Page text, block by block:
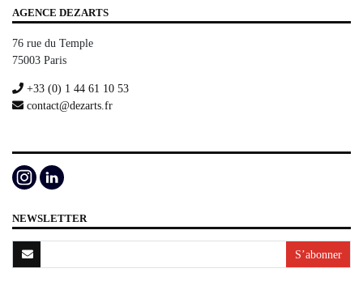
AGENCE DEZARTS
76 rue du Temple
75003 Paris
+33 (0) 1 44 61 10 53
contact@dezarts.fr
NEWSLETTER
S’abonner